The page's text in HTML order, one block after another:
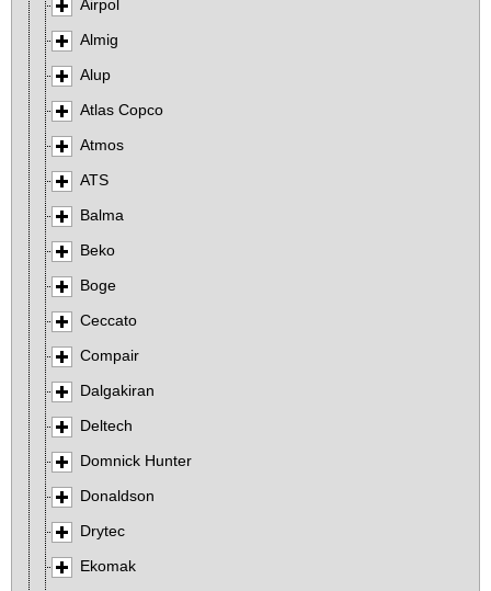
Airpol
Almig
Alup
Atlas Copco
Atmos
ATS
Balma
Beko
Boge
Ceccato
Compair
Dalgakiran
Deltech
Domnick Hunter
Donaldson
Drytec
Ekomak